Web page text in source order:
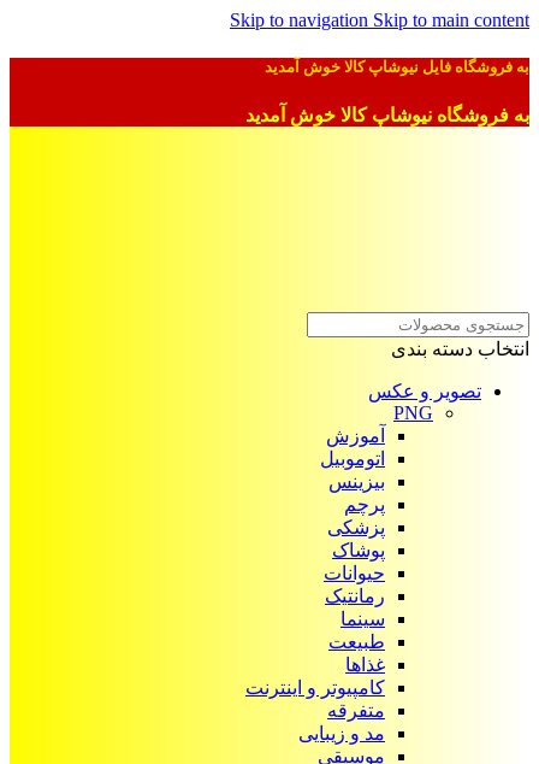
Skip to navigation Skip to main content
به فروشگاه فایل نیوشاپ کالا خوش آمدید
به فروشگاه نیوشاپ کالا خوش آمدید
انتخاب دسته بندی
تصویر و عکس
PNG
آموزش
اتوموبیل
بیزینس
پرچم
پزشکی
پوشاک
حیوانات
رمانتیک
سینما
طبیعت
غذاها
کامپیوتر و اینترنت
متفرقه
مد و زیبایی
موسیقی